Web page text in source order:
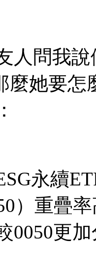
人問我
麼她要
永續
）重疊
0050更